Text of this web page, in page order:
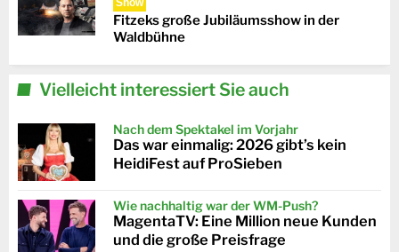
Show
Fitzeks große Jubiläumsshow in der
Waldbühne
Vielleicht interessiert Sie auch
Nach dem Spektakel im Vorjahr
Das war einmalig: 2026 gibt’s kein
HeidiFest auf ProSieben
Wie nachhaltig war der WM-Push?
MagentaTV: Eine Million neue Kunden
und die große Preisfrage